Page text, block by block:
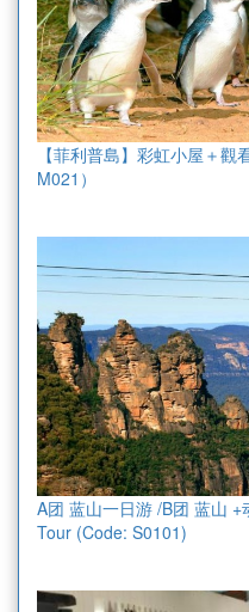
【菲利普島】彩虹小屋＋
M021）
A团 蓝山一日游 /B团 蓝山
Tour (Code: S0101)